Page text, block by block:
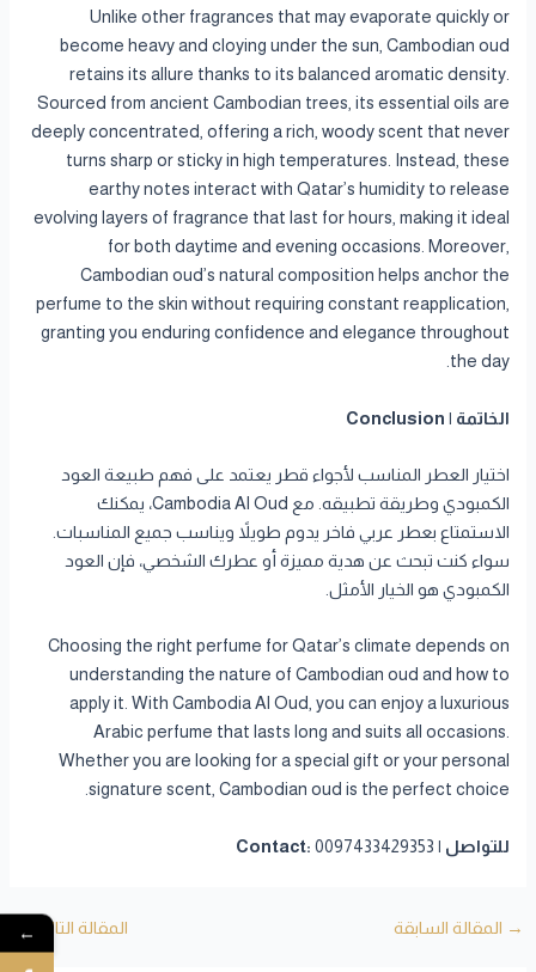
Unlike other fragrances that may evaporate quickly or
become heavy and cloying under the sun, Cambodian oud
retains its allure thanks to its balanced aromatic density.
Sourced from ancient Cambodian trees, its essential oils are
deeply concentrated, offering a rich, woody scent that never
turns sharp or sticky in high temperatures. Instead, these
earthy notes interact with Qatar’s humidity to release
evolving layers of fragrance that last for hours, making it ideal
for both daytime and evening occasions. Moreover,
Cambodian oud’s natural composition helps anchor the
perfume to the skin without requiring constant reapplication,
granting you enduring confidence and elegance throughout
the day.
الخاتمة | Conclusion
اختيار العطر المناسب لأجواء قطر يعتمد على فهم طبيعة العود
الكمبودي وطريقة تطبيقه. مع Cambodia Al Oud، يمكنك
الاستمتاع بعطر عربي فاخر يدوم طويلاً ويناسب جميع المناسبات.
سواء كنت تبحث عن هدية مميزة أو عطرك الشخصي، فإن العود
الكمبودي هو الخيار الأمثل.
Choosing the right perfume for Qatar’s climate depends on
understanding the nature of Cambodian oud and how to
apply it. With Cambodia Al Oud, you can enjoy a luxurious
Arabic perfume that lasts long and suits all occasions.
Whether you are looking for a special gift or your personal
signature scent, Cambodian oud is the perfect choice.
للتواصل | Contact: 0097433429353
→ المقالة السابقة المقالة التالية ←